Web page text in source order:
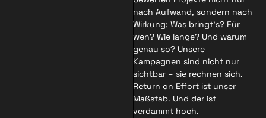
nach Aufwand, sondern nach
Wirkung: Was bringt’s? Für
wen? Wie lange? Und warum
genau so? Unsere
Kampagnen sind nicht nur
sichtbar – sie rechnen sich.
Return on Effort ist unser
Maßstab. Und der ist
verdammt hoch.